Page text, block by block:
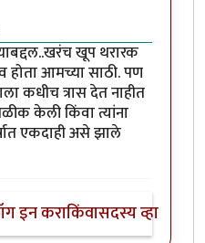
अनुभवbyश्वेता२४
खूप थरारक
आमच्या साठी. पण
कधीच त्रास देत नाहीत
केली किंवा त्यांना
एकदाही असे झाले
इन कराकिंवासदस्य व्हा